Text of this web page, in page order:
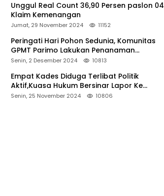
Unggul Real Count 36,90 Persen paslon 04
Klaim Kemenangan
Jumat, 29 November 2024 11152
Peringati Hari Pohon Sedunia, Komunitas
GPMT Parimo Lakukan Penanaman
Manggrove
Senin, 2 Desember 2024 10813
Empat Kades Diduga Terlibat Politik
Aktif,Kuasa Hukum Bersinar Lapor Ke
Bawaslu Parimo
Senin, 25 November 2024 10806